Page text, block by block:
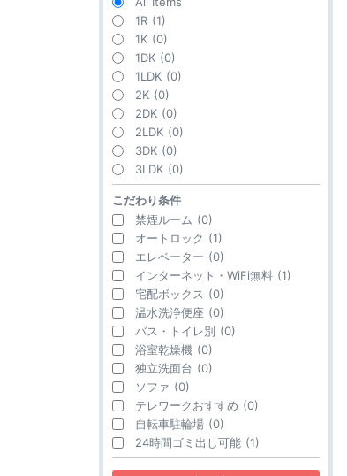
1R (1)
1K (0)
1DK (0)
1LDK (0)
2K (0)
2DK (0)
2LDK (0)
3DK (0)
3LDK (0)
こだわり条件
禁煙ルーム (0)
オートロック (1)
エレベーター (0)
インターネット・WiFi無料 (1)
宅配ボックス (0)
温水洗浄便座 (0)
バス・トイレ別 (0)
浴室乾燥機 (0)
独立洗面台 (0)
ソファ (0)
テレワークおすすめ (0)
自転車駐輪場 (0)
24時間ゴミ出し可能 (1)